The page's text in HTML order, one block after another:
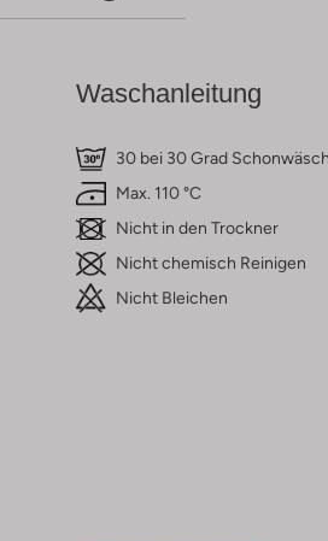
Waschanleitung
30 bei 30 Grad
Max. 110 °C
Nicht in den Trockner
Nicht chemisch Reinigen
Nicht Bleichen